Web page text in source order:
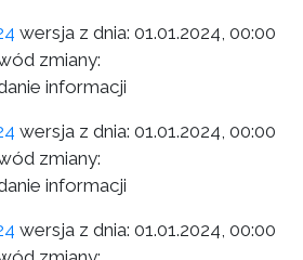
wersja z dnia: 01.01.2024, 00:00
zmiany:
informacji
wersja z dnia: 01.01.2024, 00:00
zmiany:
informacji
wersja z dnia: 01.01.2024, 00:00